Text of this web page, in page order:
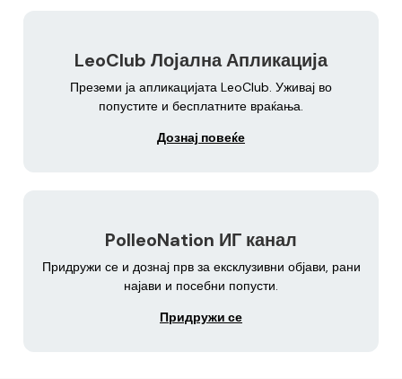
LeoClub Лојална Апликација
Преземи ја апликацијата LeoClub. Уживај во
попустите и бесплатните враќања.
Дознај повеќе
PolleoNation ИГ канал
Придружи се и дознај прв за ексклузивни објави, рани
најави и посебни попусти.
Придружи се